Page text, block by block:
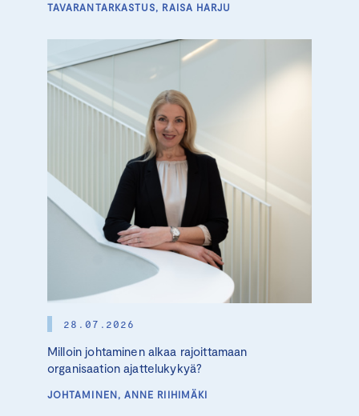
TAVARANTARKASTUS, RAISA HARJU
28.07.2026
Milloin johtaminen alkaa rajoittamaan
organisaation ajattelukykyä?
JOHTAMINEN, ANNE RIIHIMÄKI